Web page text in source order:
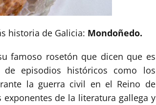
historia de Galicia: Mondoñedo.
famoso rosetón que dicen que es
episodios históricos como los
la guerra civil en el Reino de
exponentes de la literatura gallega y